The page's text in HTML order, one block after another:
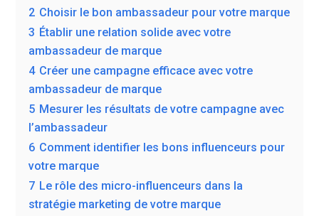
2 Choisir le bon ambassadeur pour votre marque
3 Établir une relation solide avec votre
ambassadeur de marque
4 Créer une campagne efficace avec votre
ambassadeur de marque
5 Mesurer les résultats de votre campagne avec
l’ambassadeur
6 Comment identifier les bons influenceurs pour
votre marque
7 Le rôle des micro-influenceurs dans la
stratégie marketing de votre marque